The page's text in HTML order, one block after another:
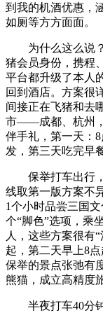
到我的机酒优惠，
如厕等方方面面。
为什么这么说？
猪会员身份，携程
平台都升级了本人
回到酒店。方案很
间接正在飞猪和去
市——成都、杭州
伴手礼，第一天：
发，第三天吃完早
保举打车出行，
线取第一版方案不
1个小时品尝三国
个“脚色”选项，乘
人，这些方案很有
起，第二天早上8
保举的景点张弛有
熊猫，成立高精度
半夜打车40分钟